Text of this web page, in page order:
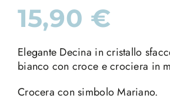
15,90 €
Elegante Decina in cristallo
bianco con croce e crociera in
Crocera con simbolo Mariano.